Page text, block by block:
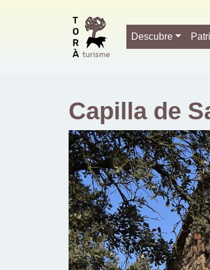
Descubre
Capilla de